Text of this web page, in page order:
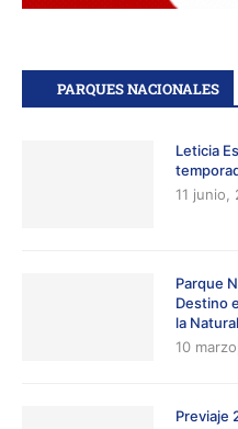
PARQUES NACIONALES
Leticia
11 junio,
Parque
Destino
la
10
Previaje